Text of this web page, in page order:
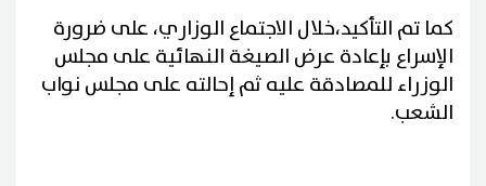
كما تم التأكيد،خلال الاجتماع الوزاري، على ضرورة
الإسراع بإعادة عرض الصيغة النهائية على مجلس
الوزراء للمصادقة عليه ثم إحالته على مجلس نواب
الشعب.